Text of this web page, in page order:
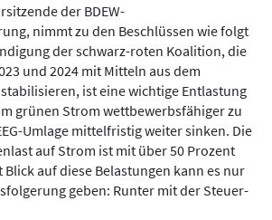
der BDEW-
nimmt zu den Beschlüssen wie folgt
der schwarz-roten Koalition, die
und 2024 mit Mitteln aus dem
ist eine wichtige Entlastung
grünen Strom wettbewerbsfähiger zu
Umlage mittelfristig weiter sinken. Die
auf Strom ist mit über 50 Prozent
auf diese Belastungen kann es nur
geben: Runter mit der Steuer-